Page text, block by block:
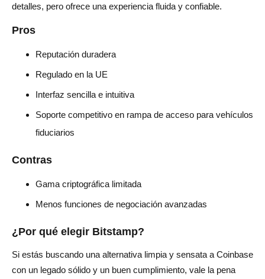
detalles, pero ofrece una experiencia fluida y confiable.
Pros
Reputación duradera
Regulado en la UE
Interfaz sencilla e intuitiva
Soporte competitivo en rampa de acceso para vehículos
fiduciarios
Contras
Gama criptográfica limitada
Menos funciones de negociación avanzadas
¿Por qué elegir Bitstamp?
Si estás buscando una alternativa limpia y sensata a Coinbase
con un legado sólido y un buen cumplimiento, vale la pena